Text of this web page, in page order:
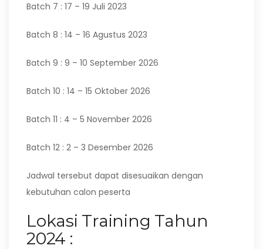
Batch 7 : 17 – 19 Juli 2023
Batch 8 : 14 – 16 Agustus 2023
Batch 9 : 9 – 10 September 2026
Batch 10 : 14 – 15 Oktober 2026
Batch 11 : 4 – 5 November 2026
Batch 12 : 2 – 3 Desember 2026
Jadwal tersebut dapat disesuaikan dengan
kebutuhan calon peserta
Lokasi Training Tahun
2024 :